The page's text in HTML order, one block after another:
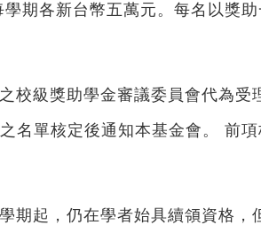
期各新台幣五萬元。每名以獎
級獎助學金審議委員會代為受
名單核定後通知本基金會。 前
期起，仍在學者始具續領資格，